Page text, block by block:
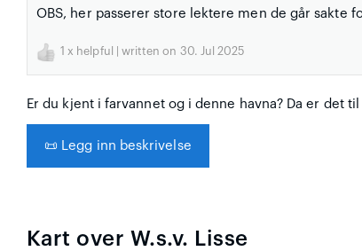
OBS, her passerer store lektere men de går sakte
1 x helpful | written on 30. Jul 2025
Er du kjent i farvannet og i denne havna? Da er det
📜 Legg inn beskrivelse
Kart over W.s.v. Lisse